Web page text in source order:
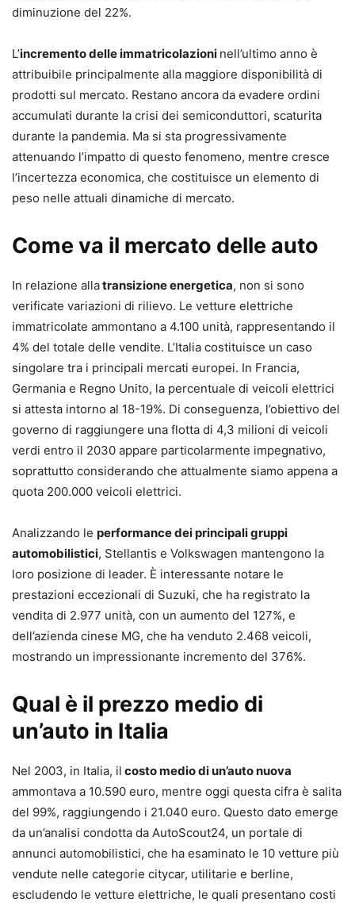
diminuzione del 22%.
L’incremento delle immatricolazioni nell’ultimo anno è
attribuibile principalmente alla maggiore disponibilità di
prodotti sul mercato. Restano ancora da evadere ordini
accumulati durante la crisi dei semiconduttori, scaturita
durante la pandemia. Ma si sta progressivamente
attenuando l’impatto di questo fenomeno, mentre cresce
l’incertezza economica, che costituisce un elemento di
peso nelle attuali dinamiche di mercato.
Come va il mercato delle auto
In relazione allatransizione energetica, non si sono
verificate variazioni di rilievo. Le vetture elettriche
immatricolate ammontano a 4.100 unità, rappresentando il
4% del totale delle vendite. L’Italia costituisce un caso
singolare tra i principali mercati europei. In Francia,
Germania e Regno Unito, la percentuale di veicoli elettrici
si attesta intorno al 18-19%. Di conseguenza, l’obiettivo del
governo di raggiungere una flotta di 4,3 milioni di veicoli
verdi entro il 2030 appare particolarmente impegnativo,
soprattutto considerando che attualmente siamo appena a
quota 200.000 veicoli elettrici.
Analizzando le performance dei principali gruppi
automobilistici, Stellantis e Volkswagen mantengono la
loro posizione di leader. È interessante notare le
prestazioni eccezionali di Suzuki, che ha registrato la
vendita di 2.977 unità, con un aumento del 127%, e
dell’azienda cinese MG, che ha venduto 2.468 veicoli,
mostrando un impressionante incremento del 376%.
Qual è il prezzo medio di
un’auto in Italia
Nel 2003, in Italia, il costo medio di un’auto nuova
ammontava a 10.590 euro, mentre oggi questa cifra è salita
del 99%, raggiungendo i 21.040 euro. Questo dato emerge
da un’analisi condotta da AutoScout24, un portale di
annunci automobilistici, che ha esaminato le 10 vetture più
vendute nelle categorie citycar, utilitarie e berline,
escludendo le vetture elettriche, le quali presentano costi